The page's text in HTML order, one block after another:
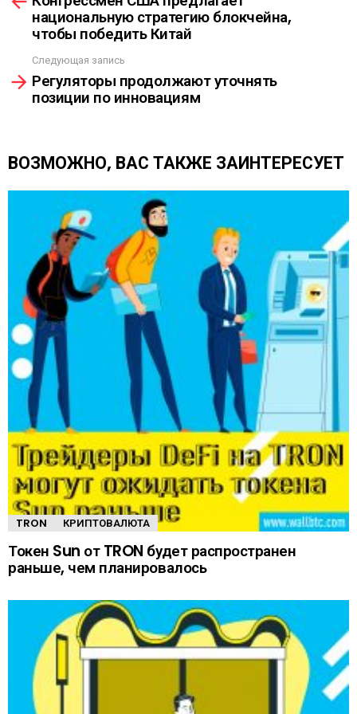
К
А
т
е
национальную стратегию блокчейна,
чтобы победить Китай
Следующая запись
Регуляторы продолжают уточнять
позиции по инновациям
ВОЗМОЖНО, ВАС ТАКЖЕ ЗАИНТЕРЕСУЕТ
TRON КРИПТОВАЛЮТА
Токен Sun от TRON будет распространен
раньше, чем планировалось